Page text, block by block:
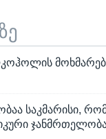
საკმარისი,